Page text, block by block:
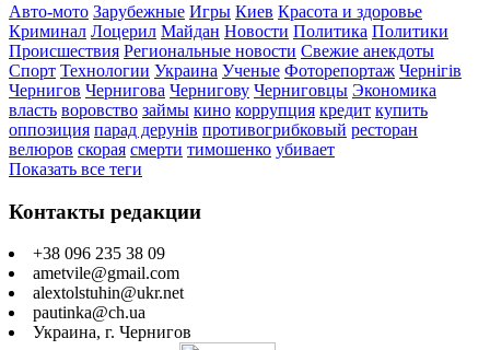
Авто-мото Зарубежные Игры Киев Красота и здоровье
Криминал Лоцерил Майдан Новости Политика Политики
Происшествия Региональные новости Свежие анекдоты
Спорт Технологии Украина Ученые Фоторепортаж Чернігів
Чернигов Чернигова Чернигову Черниговцы Экономика
власть воровство займы кино коррупция кредит купить
оппозиция парад дерунів противогрибковый ресторан
велюров скорая смерти тимошенко убивает
Показать все теги
Контакты редакции
+38 096 235 38 09
ametvile@gmail.com
alextolstuhin@ukr.net
pautinka@ch.ua
Украина, г. Чернигов